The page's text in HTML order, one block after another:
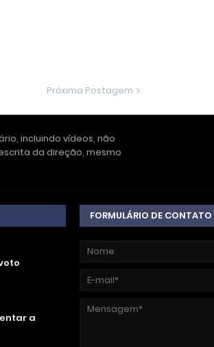
Próxima Postagem
incluindo vídeos, não
da direção, mesmo
a
FORMULÁRIO DE CONTATO